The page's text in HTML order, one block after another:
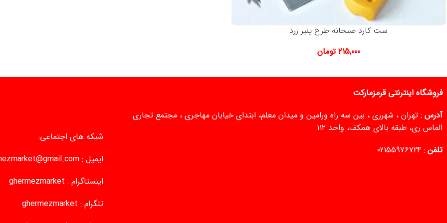
ست کارد صبحانه طرح پنیر زرد
۲۱۵,۰۰۰ تومان
فروشگاه اینترنتی قرمزمارکت
آدرس : تهران ، شهرری ، بین سه راه ورامین و میدان معلم، ابتدای خیابان مهاجری ، مجتمع تجاری
الماس ری، طبقه بالای همکف، واحد ۱۱۲
تلفن :
02155976724
شبکه های اجتماعی:
ایمیل :
اینستاگرام : ghermezmarket
تلگرام : ghermezmarket